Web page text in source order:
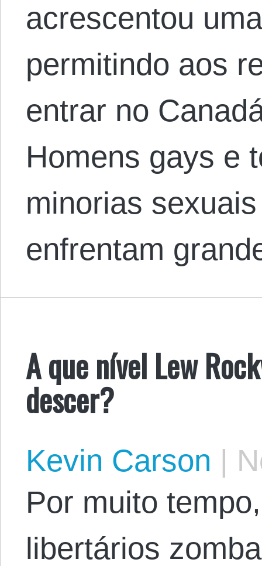
acrescentou
permitindo aos
entrar no
Homens gays e
minorias
enfrentam
A que nível Lew
descer?
Kevin Carson |
Por muito
libertários